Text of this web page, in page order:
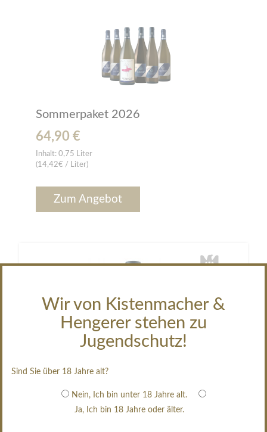
Wir von Kistenmacher &
Hengerer stehen zu
Jugendschutz!
Sind Sie über 18 Jahre alt?
Nein, Ich bin unter 18 Jahre alt.
Ja, Ich bin 18 Jahre oder älter.
Sommerpaket 2026
64,90 €
Inhalt: 0,75 Liter
(14,42€ / Liter)
Zum Angebot